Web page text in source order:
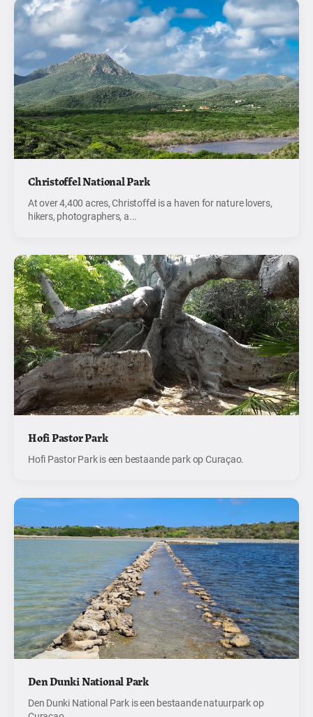
Christoffel National Park
At over 4,400 acres, Christoffel is a haven for nature lovers,
hikers, photographers, a...
Hofi Pastor Park
Hofi Pastor Park is een bestaande park op Curaçao.
Den Dunki National Park
Den Dunki National Park is een bestaande natuurpark op